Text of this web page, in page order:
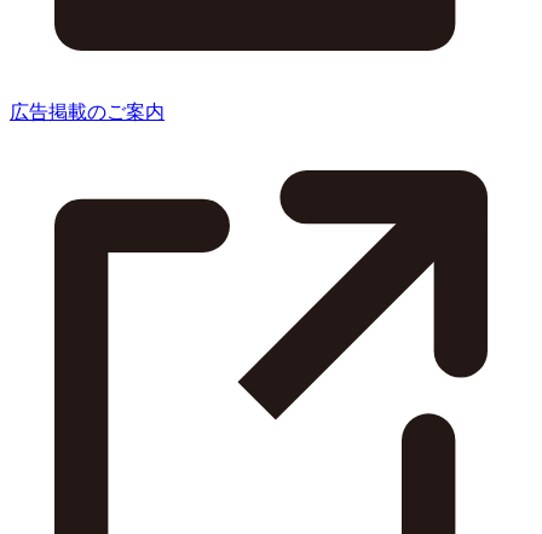
広告掲載のご案内